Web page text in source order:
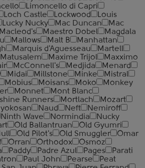
Limoncello di Capri
Loch Castle Lockwood
Louis
Lucky Nucky Mac Duncan
Mac
Macleod's Maestro Dobel
Magdala
Mallows Malt B
Manhattan
Marquis d'Aguesseau
Martell
Matusalem Maxime Trijol
Maxximo
McConnell's Medjida
Menard
Midai Millstone Minke
Mistral
Mobius Moisans Moko
Monkey
Monnet
Mont Blanc
Runners Mortlach
Mozart
Naud Neft
Nemiroff
Ninth Wave Normindia
Nucky
Old Ballantruan
Old Gyumri
Old Pilot's Old Smuggler
Omar
Orran Orthodox
Osmoz
Paddy Padre Azul Pages
Parati
Paul John Pearse
Peat